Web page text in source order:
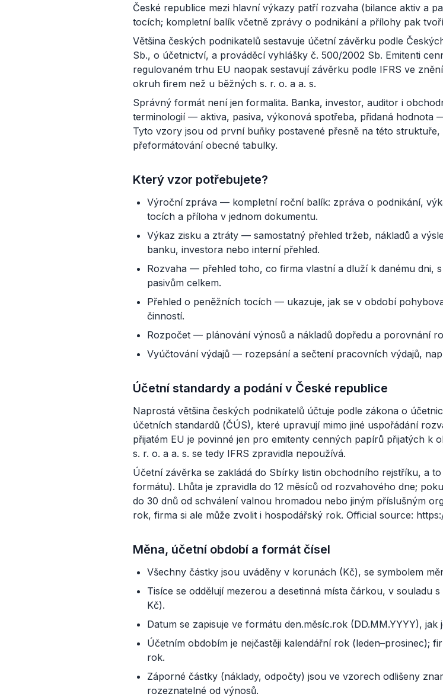
České republice mezi hlavní výkazy patří rozvaha (bilance aktiv a
tocích; kompletní balík včetně zprávy o podnikání a přílohy pak
Většina českých podnikatelů sestavuje účetní závěrku podle
Sb., o účetnictví, a prováděcí vyhlášky č. 500/2002 Sb. Emitenti
regulovaném trhu EU naopak sestavují závěrku podle IFRS ve
okruh firem než u běžných s. r. o. a a. s.
Správný formát není jen formalita. Banka, investor, auditor i
terminologií — aktiva, pasiva, výkonová spotřeba, přidaná
Tyto vzory jsou od první buňky postavené přesně na této
přeformátování obecné tabulky.
Který vzor potřebujete?
Výroční zpráva — kompletní roční balík: zpráva o podnikání,
tocích a příloha v jednom dokumentu.
Výkaz zisku a ztráty — samostatný přehled tržeb, nákladů a
banku, investora nebo interní přehled.
Rozvaha — přehled toho, co firma vlastní a dluží k danému dni,
pasivům celkem.
Přehled o peněžních tocích — ukazuje, jak se v období
činností.
Rozpočet — plánování výnosů a nákladů dopředu a porovnání
Vyúčtování výdajů — rozepsání a sečtení pracovních výdajů,
Účetní standardy a podání v České republice
Naprostá většina českých podnikatelů účtuje podle zákona o
účetních standardů (ČÚS), které upravují mimo jiné uspořádání
přijatém EU je povinné jen pro emitenty cenných papírů přijatých
s. r. o. a a. s. se tedy IFRS zpravidla nepoužívá.
Účetní závěrka se zakládá do Sbírky listin obchodního rejstříku, a
formátu). Lhůta je zpravidla do 12 měsíců od rozvahového dne;
do 30 dnů od schválení valnou hromadou nebo jiným příslušným
rok, firma si ale může zvolit i hospodářský rok. Official source:
Měna, účetní období a formát čísel
Všechny částky jsou uváděny v korunách (Kč), se symbolem
Tisíce se oddělují mezerou a desetinná místa čárkou, v souladu
Kč).
Datum se zapisuje ve formátu den.měsíc.rok (DD.MM.YYYY),
Účetním obdobím je nejčastěji kalendářní rok (leden–prosinec);
rok.
Záporné částky (náklady, odpočty) jsou ve vzorech odlišeny
rozeznatelné od výnosů.